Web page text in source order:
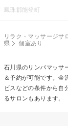
鳳珠郡能登町
リラク・マッサージサ
県
個室あり
石川県のリンパマッサ
＆予約が可能です。金
ビスなどの条件から自
るサロンもあります。